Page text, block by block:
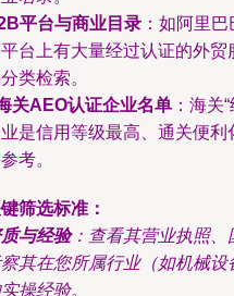
平台与商业目录 ：如阿里
台上有大量经过认证的外
类检索。
关AEO认证企业名单 ：海关
是信用等级最高、通关便
考。
筛选标准：
与经验：查看其营业执照、
其在您所属行业（如机械
操经验。